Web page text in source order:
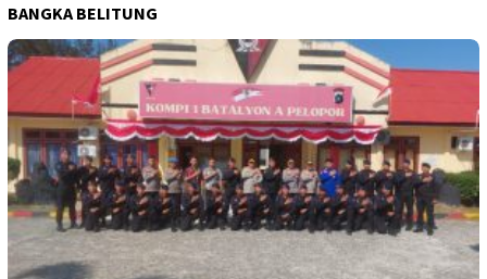
BANGKA BELITUNG